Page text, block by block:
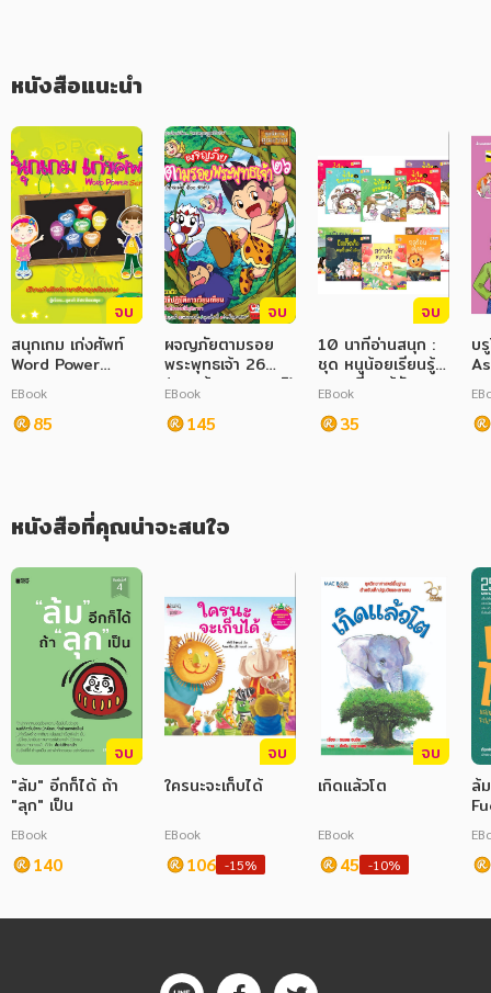
ศาสนา และปรัชญา
กฎหมาย สัญญา ภาษี
การเงิน การลงทุน บริหาร
นิตยสาร หนังสือพิมพ์
ครอบครัว
วรรณกรรม
การเกษตร ชีววิทยา
ภาษาศาสตร์
หนังสือเด็ก
การพัฒนาตนเอง
ความรู้ทั่วไป
การ์ตูนความรู้ การ์ตูน
การ์ตูนมังงะ (Manga)
หนังสือแนะนำ
จบ
สนุกเกม เก่งศัพท์
Word Power
Series 1
EBook
85
จบ
ผจญภัยตามรอย
พระพุทธเจ้า 26
(พระเจ้า 500 ชาติ)
(ฉบับการ์ตูน)
EBook
145
จบ
10 นาทีอ่านสนุก :
ชุด หนูน้อยเรียนรู้
สถานที่ & รู้จัก
ฤดูกาล (EBook
Set : 10 เล่ม)
EBook
35
บ
หนังสือที่คุณน่าจะสนใจ
จบ
"ล้ม" อีกก็ได้ ถ้า
"ลุก" เป็น
EBook
140
จบ
ใครนะจะเก็บได้
EBook
106 -15%
จบ
เกิดแล้วโต
EBook
45 -10%
ล้